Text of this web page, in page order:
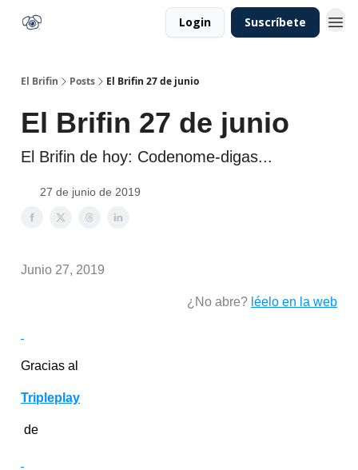
Login Suscríbete
El Brifin Posts El Brifin 27 de junio
El Brifin 27 de junio
El Brifin de hoy: Codenome-digas...
27 de junio de 2019
Junio 27, 2019
¿No abre? léelo en la web
Gracias al
Tripleplay
de